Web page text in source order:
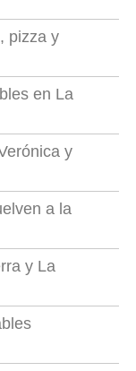
pizza y
en La
y
a la
y La